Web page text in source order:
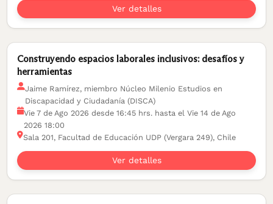
Ver detalles
Construyendo espacios laborales inclusivos: desafíos y
herramientas
Jaime Ramírez, miembro Núcleo Milenio Estudios en
Discapacidad y Ciudadanía (DISCA)
Vie 7 de Ago 2026 desde 16:45 hrs. hasta el Vie 14 de Ago
2026 18:00
Sala 201, Facultad de Educación UDP (Vergara 249), Chile
Ver detalles